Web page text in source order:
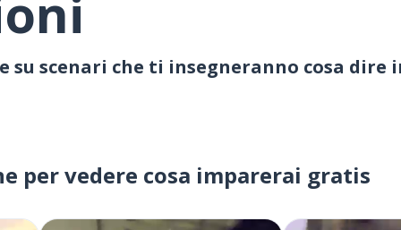
su scenari che ti insegneranno cosa
per vedere cosa imparerai gratis